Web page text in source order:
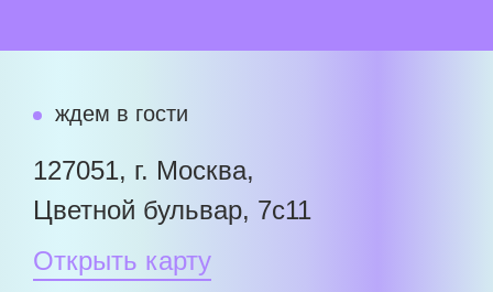
ждем в гости
127051, г. Москва,
Цветной бульвар, 7с11
Открыть карту